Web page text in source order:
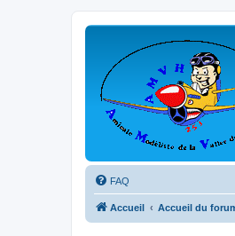
FAQ
Accueil Accueil du